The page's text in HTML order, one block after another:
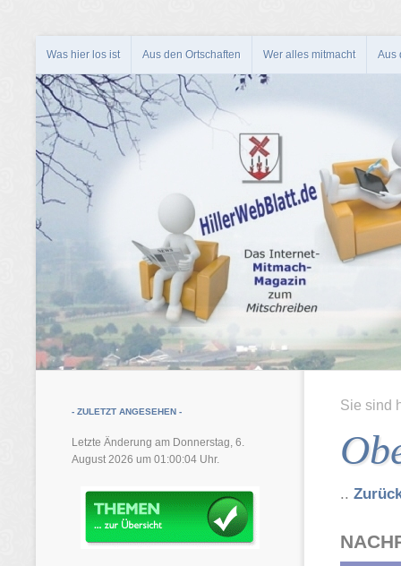
Was hier los ist Aus den Ortschaften Wer alles mitmacht Aus
- ZULETZT ANGESEHEN -
Letzte Änderung am Donnerstag, 6.
August 2026 um 01:00:04 Uhr.
Sie sind
..